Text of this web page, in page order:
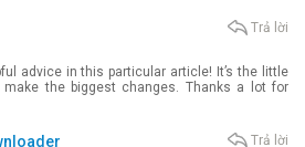
advice in this particular article! It’s the little
the biggest changes. Thanks a lot for
Trả lời
Trả lời